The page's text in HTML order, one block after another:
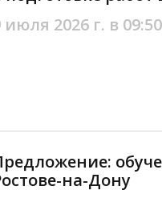
июля 2026 г. в 09:50
на-Дону